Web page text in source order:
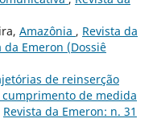
Amazônia , Revista da
da Emeron (Dossiê
de reinserção
de medida
Revista da Emeron: n. 31